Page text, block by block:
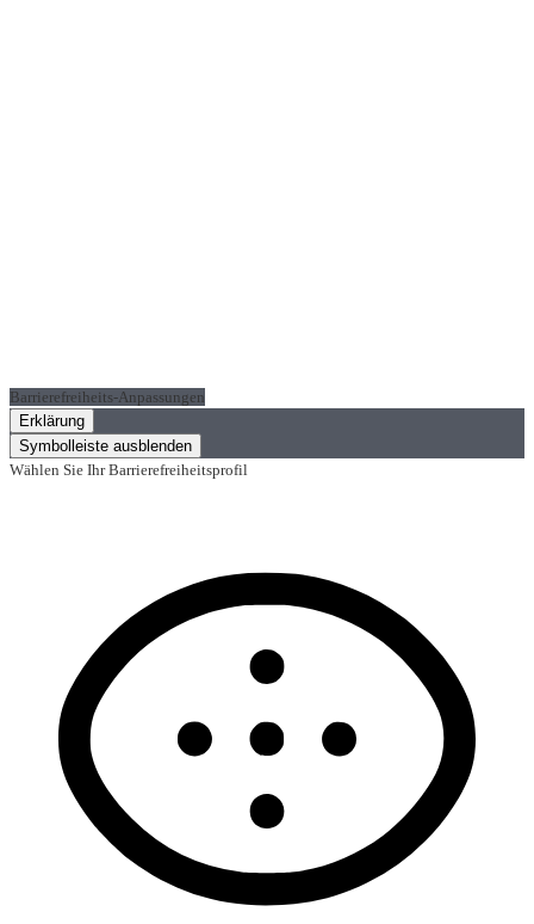
Barrierefreiheits-Anpassungen
Erklärung
Symbolleiste ausblenden
Wählen Sie Ihr Barrierefreiheitsprofil